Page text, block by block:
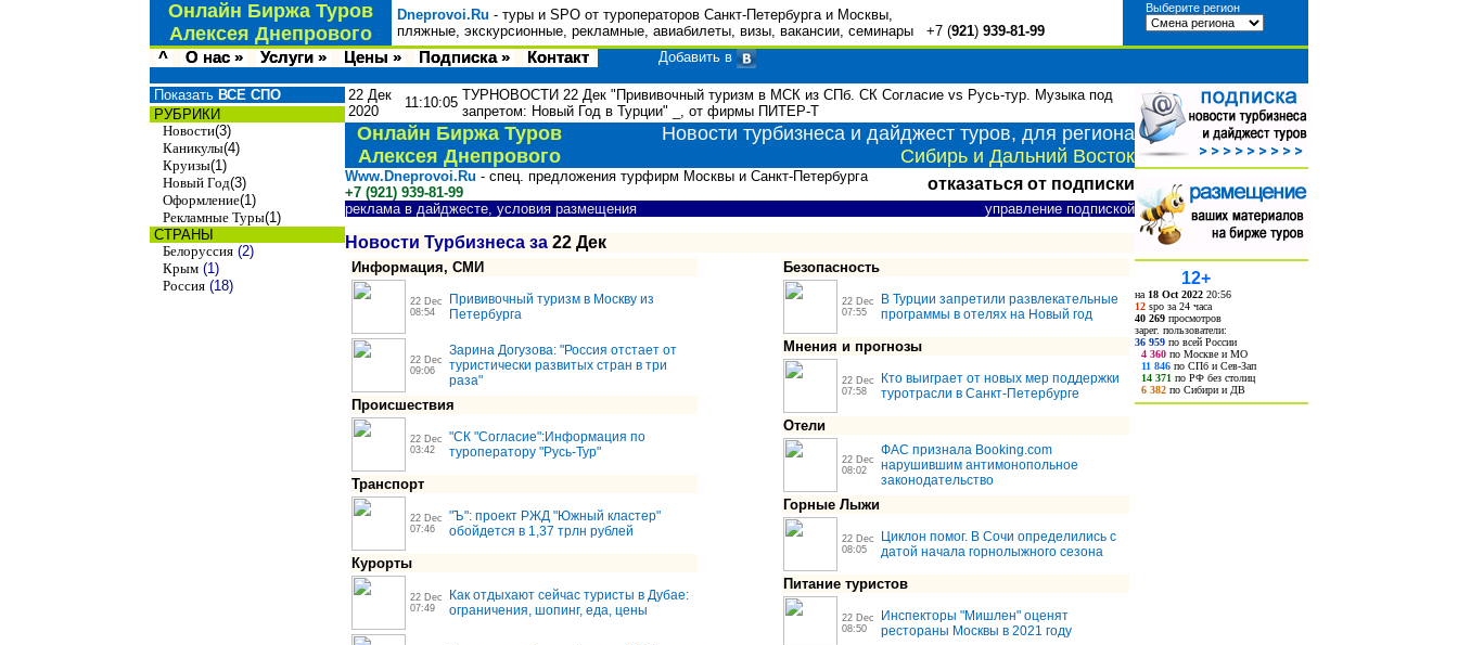
Онлайн Биржа Туров
Алексея Днепрового
Dneprovoi.Ru - туры и SPO от туроператоров Санкт-Петербурга и Москвы,
пляжные, экскурсионные, рекламные, авиабилеты, визы, вакансии, семинары +7 (921) 939-81-99
Выберите регион
^ О нас » Услуги » Цены » Подписка » Контакт Добавить в
Показать ВСЕ СПО
РУБРИКИ
Новости(3)
Каникулы(4)
Круизы(1)
Новый Год(3)
Оформление(1)
Рекламные Туры(1)
СТРАНЫ
Белоруссия (2)
Крым (1)
Россия (18)
22 Дек
2020
11:10:05 ТУРНОВОСТИ 22 Дек "Прививочный туризм в МСК из СПб. СК Согласие vs Русь-тур. Музыка под
запретом: Новый Год в Турции" _, от фирмы ПИТЕР-Т
Онлайн Биржа Туров
Алексея Днепрового
Новости турбизнеса и дайджест туров, для региона
Сибирь и Дальний Восток
Www.Dneprovoi.Ru - спец. предложения турфирм Москвы и Санкт-Петербурга
+7 (921) 939-81-99
отказаться от подписки
реклама в дайджесте, условия размещения управление подпиской
Новости Турбизнеса за 22 Дек
Информация, СМИ
22 Dec
08:54
Прививочный туризм в Москву из
Петербурга
22 Dec
09:06
Зарина Догузова: "Россия отстает от
туристически развитых стран в три
раза"
Происшествия
22 Dec
03:42
"СК "Согласие":Информация по
туроператору "Русь-Тур"
Транспорт
22 Dec
07:46
"Ъ": проект РЖД "Южный кластер"
обойдется в 1,37 трлн рублей
Курорты
22 Dec
07:49
Как отдыхают сейчас туристы в Дубае:
ограничения, шопинг, еда, цены
Безопасность
22 Dec
07:55
В Турции запретили развлекательные
программы в отелях на Новый год
Мнения и прогнозы
22 Dec
07:58
Кто выиграет от новых мер поддержки
туротрасли в Санкт-Петербурге
Отели
22 Dec
08:02
ФАС признала Booking.com
нарушившим антимонопольное
законодательство
Горные Лыжи
22 Dec
08:05
Циклон помог. В Сочи определились с
датой начала горнолыжного сезона
Питание туристов
22 Dec
08:50
Инспекторы "Мишлен" оценят
рестораны Москвы в 2021 году
12+
на 18 Oct 2022 20:56
12 spo за 24 часа
40 269 просмотров
зарег. пользователи:
36 959 по всей России
4 360 по Москве и МО
11 846 по СПб и Сев-Зап
14 371 по РФ без столиц
6 382 по Сибири и ДВ